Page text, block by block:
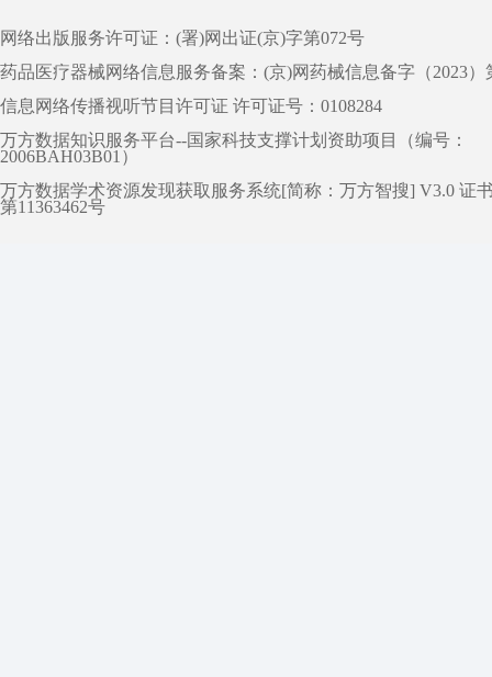
网络出版服务许可证：(署)网出证(京)字第072号
药品医疗器械网络信息服务备案：(京)网药械信息备字（2023）
信息网络传播视听节目许可证 许可证号：0108284
万方数据知识服务平台--国家科技支撑计划资助项目（编号：
2006BAH03B01）
万方数据学术资源发现获取服务系统[简称：万方智搜] V3.0 证
第11363462号